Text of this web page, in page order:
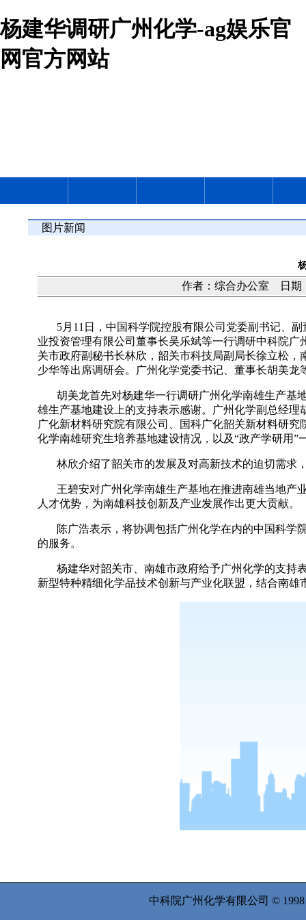
杨建华调研广州化学-ag娱乐官
网官方网站
图片新闻
作者：综合办公室 日
5月 11 日，中国科学院控股有限公司党委副书记、
业投资管理有限公司董事长吴乐斌等一行调研中科院
关市政府副秘书长林欣，韶关市科技局副局长徐立松
少华等出席调研会。广州化学党委书记、董事长胡美龙
胡美龙首先对杨建华一行调研广州化学南雄生产基
雄生产基地建设上的支持表示感谢。广州化学副总经
广化新材料研究院有限公司、国科广化韶关新材料研
化学南雄研究生培养基地建设情况，以及“政产学研用”
林欣介绍了韶关市的发展及对高新技术的迫切需求
王碧安对广州化学南雄生产基地在推进南雄当地产
人才优势，为南雄科技创新及产业发展作出更大贡献。
陈广浩表示，将协调包括广州化学在内的中国科学
的服务。
杨建华对韶关市、南雄市政府给予广州化学的支持
新型特种精细化学品技术创新与产业化联盟，结合南
中科院广州化学有限公司 ©